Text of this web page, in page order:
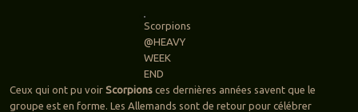
Scorpions
@HEAVY
WEEK
END
Ceux qui ont pu voir Scorpions ces dernières années savent que le
groupe est en forme. Les Allemands sont de retour pour célébrer